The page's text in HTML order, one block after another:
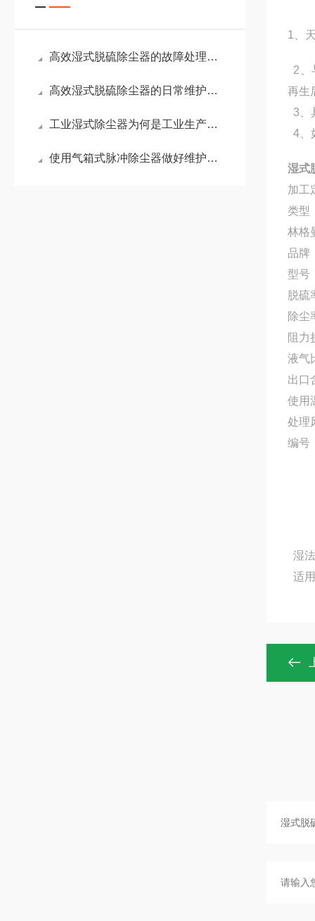
高效湿式脱硫除尘器的故障处理方法如下
高效湿式脱硫除尘器的日常维护和注意事项
工业湿式除尘器为何是工业生产中常用的设备？
使用气箱式脉冲除尘器做好维护保养十分重要
1、
2、
再生
3、
4、
湿式
加工
类型
林格
品牌
型号
脱硫
除尘
阻力
液气
出口
使用
处理
编号
湿
适